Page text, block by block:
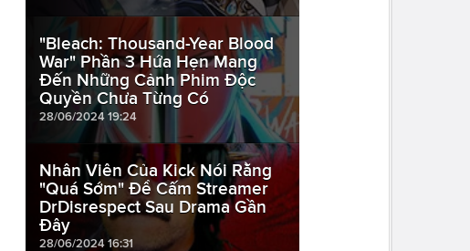
"Bleach: Thousand-Year Blood
War" Phần 3 Hứa Hẹn Mang
Đến Những Cảnh Phim Độc
Quyền Chưa Từng Có
28/06/2024 19:24
Nhân Viên Của Kick Nói Rằng
"Quá Sớm" Để Cấm Streamer
DrDisrespect Sau Drama Gần
Đây
28/06/2024 16:31